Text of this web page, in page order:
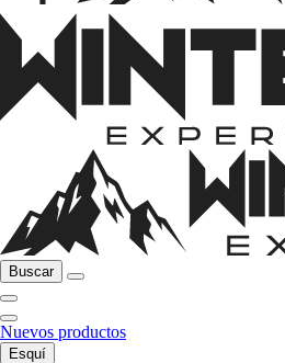
Buscar
Nuevos productos
Esquí